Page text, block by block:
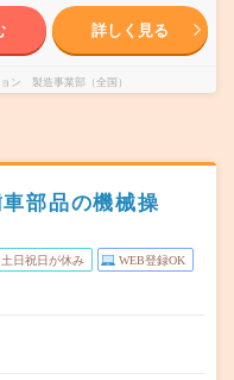
詳しく見る
ン 製造事業部（全国）
部品の機械操
土日祝日が休み WEB登録OK